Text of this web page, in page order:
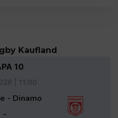
Kaufland
10
| 11:00
- Dinamo
-